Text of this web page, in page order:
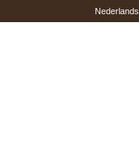
Nederlands